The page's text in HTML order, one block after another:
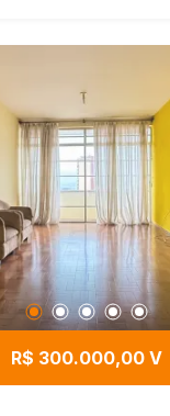
R$ 300.000,00 V